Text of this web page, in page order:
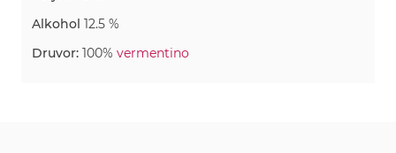
Alkohol 12.5 %
Druvor: 100% vermentino